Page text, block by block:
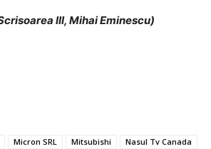
III, Mihai Eminescu)
Micron SRL Mitsubishi
Nasul Tv Canada